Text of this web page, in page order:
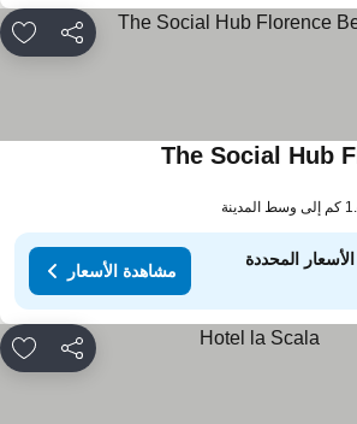
مشاركة
The Social Hub
المحددة
مشاهدة الأسعار
مشاركة